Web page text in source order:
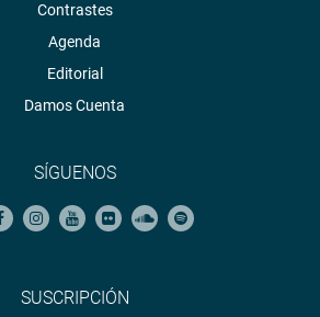
Contrastes
Agenda
Editorial
Damos Cuenta
SÍGUENOS
SUSCRIPCIÓN